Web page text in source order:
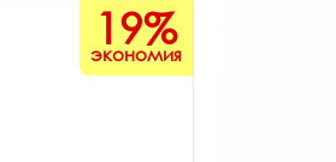
19%
экономия